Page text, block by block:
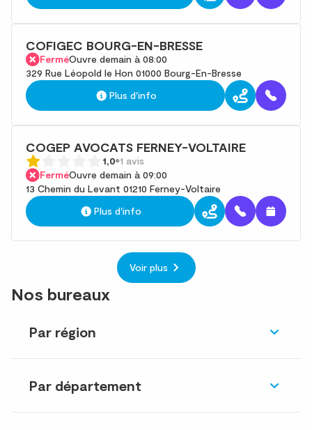
COFIGEC BOURG-EN-BRESSE
FerméOuvre demain à 08:00
329 Rue Léopold le Hon 01000 Bourg-En-Bresse
Plus d'info
COGEP AVOCATS FERNEY-VOLTAIRE
1,0 1 avis
FerméOuvre demain à 09:00
13 Chemin du Levant 01210 Ferney-Voltaire
Plus d'info
Voir plus
Nos bureaux
Par région
Par département